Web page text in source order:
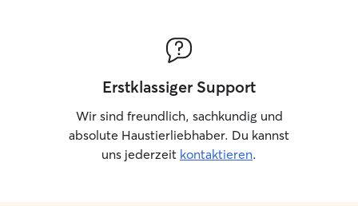
Erstklassiger Support
Wir sind freundlich, sachkundig und
absolute Haustierliebhaber. Du kannst
uns jederzeit kontaktieren.